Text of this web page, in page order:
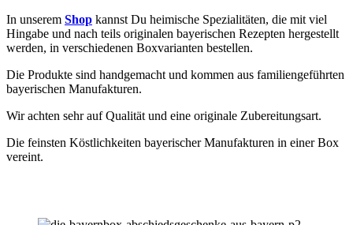
In unserem Shop kannst Du heimische Spezialitäten, die mit viel
Hingabe und nach teils originalen bayerischen Rezepten hergestellt
werden, in verschiedenen Boxvarianten bestellen.
Die Produkte sind handgemacht und kommen aus familiengeführten
bayerischen Manufakturen.
Wir achten sehr auf Qualität und eine originale Zubereitungsart.
Die feinsten Köstlichkeiten bayerischer Manufakturen in einer Box
vereint.